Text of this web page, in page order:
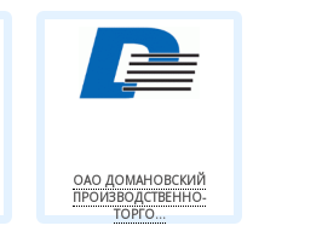
ОАО ДОМАНОВСКИЙ
ПРОИЗВОДСТВЕННО-
ТОРГО...